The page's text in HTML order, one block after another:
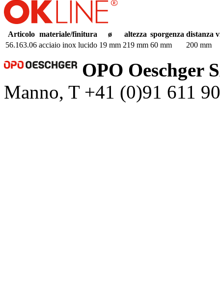
Articolo materiale/finitura ø altezza sporgenza distanza
56.163.06 acciaio inox lucido 19 mm 219 mm 60 mm 200 mm
OPO Oeschger
Manno, T +41 (0)91 611